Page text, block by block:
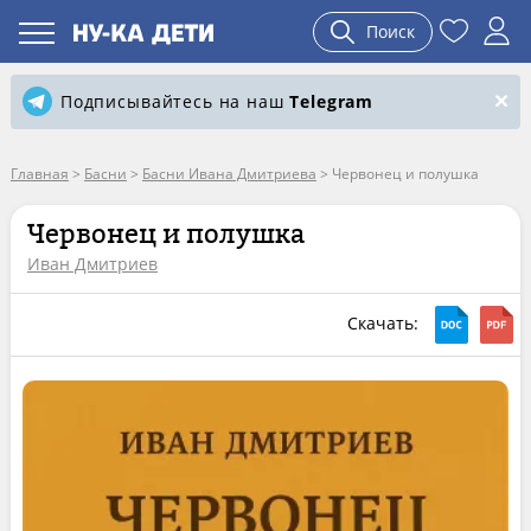
Поиск
Подписывайтесь на нашTelegram
Главная > Басни > Басни Ивана Дмитриева > Червонец и полушка
Червонец и полушка
Иван Дмитриев
Скачать: